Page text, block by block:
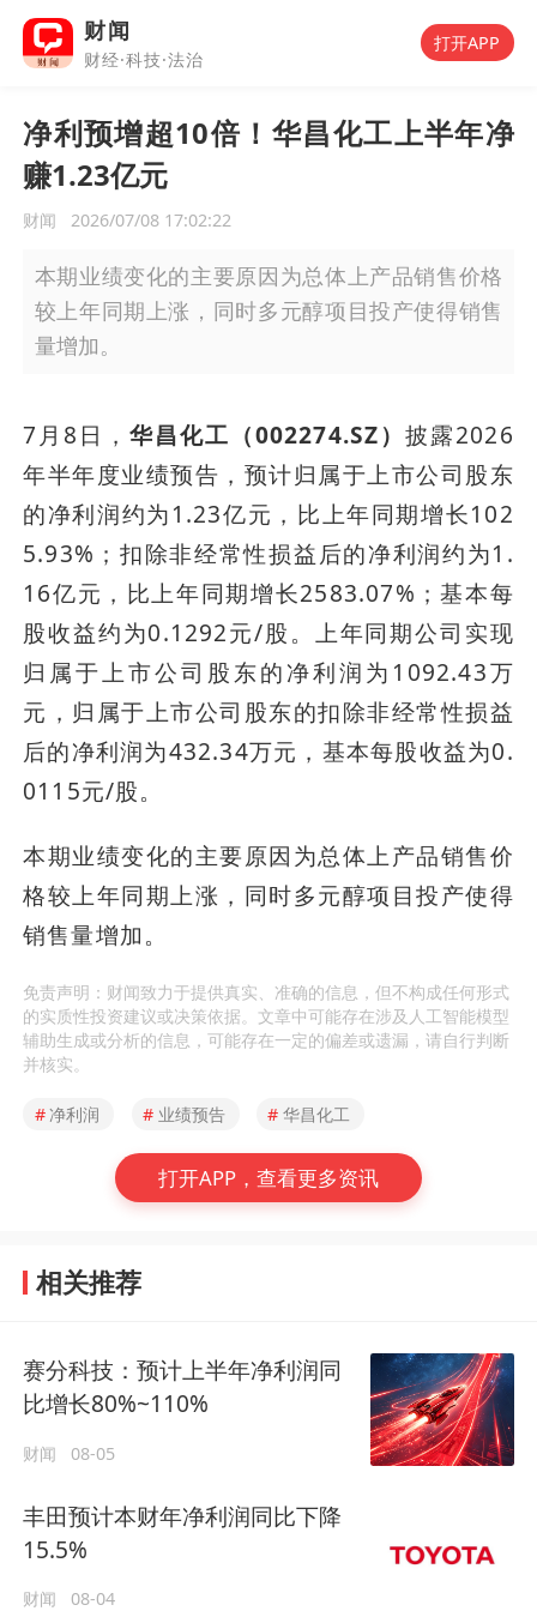
财闻
财经·科技·法治
打开APP
净利预增超10倍！华昌化工上半年净
赚1.23亿元
财闻 2026/07/08 17:02:22
本期业绩变化的主要原因为总体上产品销售价格
较上年同期上涨，同时多元醇项目投产使得销售
量增加。
7月8日， 华昌化工（002274.SZ）披露2026
年半年度业绩预告，预计归属于上市公司股东
的净利润约为1.23亿元，比上年同期增长102
5.93%；扣除非经常性损益后的净利润约为1.
16亿元，比上年同期增长2583.07%；基本每
股收益约为0.1292元/股。上年同期公司实现
归属于上市公司股东的净利润为1092.43万
元，归属于上市公司股东的扣除非经常性损益
后的净利润为432.34万元，基本每股收益为0.
0115元/股。
本期业绩变化的主要原因为总体上产品销售价
格较上年同期上涨，同时多元醇项目投产使得
销售量增加。
免责声明：财闻致力于提供真实、准确的信息，但不构成任何形式
的实质性投资建议或决策依据。文章中可能存在涉及人工智能模型
辅助生成或分析的信息，可能存在一定的偏差或遗漏，请自行判断
并核实。
#净利润 # 业绩预告 # 华昌化工
打开APP，查看更多资讯
相关推荐
赛分科技：预计上半年净利润同
比增长80%~110%
财闻 08-05
丰田预计本财年净利润同比下降
15.5%
财闻 08-04